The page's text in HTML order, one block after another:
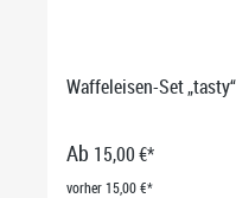
Waffeleisen-Set „tasty“
Ab 15,00 €*
vorher 15,00 €*